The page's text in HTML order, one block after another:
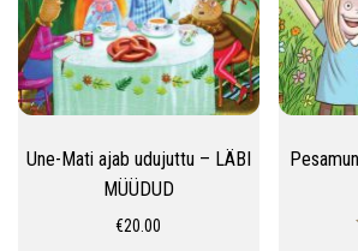
Une-Mati ajab udujuttu – LÄBI
MÜÜDUD
€20.00